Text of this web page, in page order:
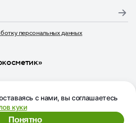
персональных данных
с нами, вы соглашаетесь
куки
Понятно